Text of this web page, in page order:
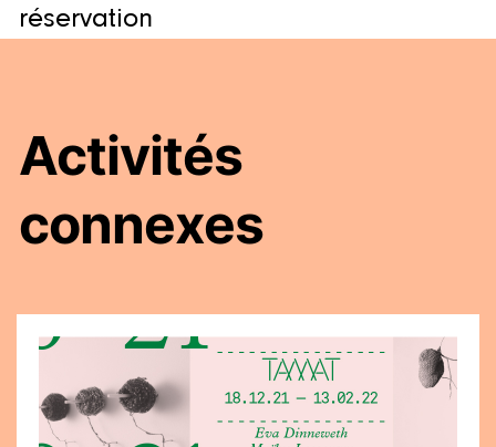
réservation
Activités
connexes